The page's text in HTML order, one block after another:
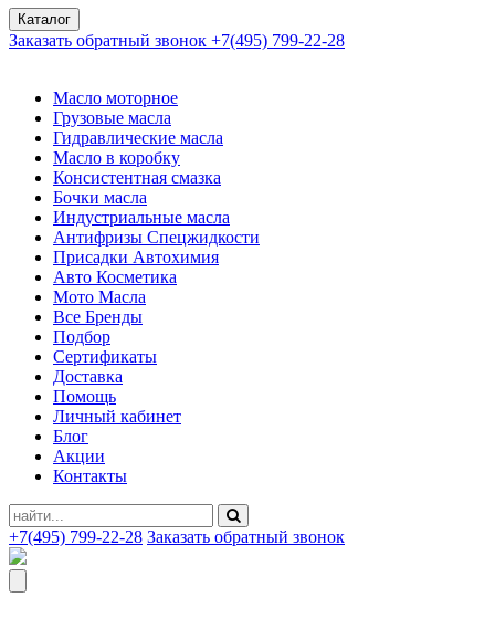
Каталог
Заказать обратный звонок +7(495) 799-22-28
Масло моторное
Грузовые масла
Гидравлические масла
Масло в коробку
Консистентная смазка
Бочки масла
Индустриальные масла
Антифризы Спецжидкости
Присадки Автохимия
Авто Косметика
Мото Масла
Все Бренды
Подбор
Сертификаты
Доставка
Помощь
Личный кабинет
Блог
Акции
Контакты
+7(495) 799-22-28 Заказать обратный звонок